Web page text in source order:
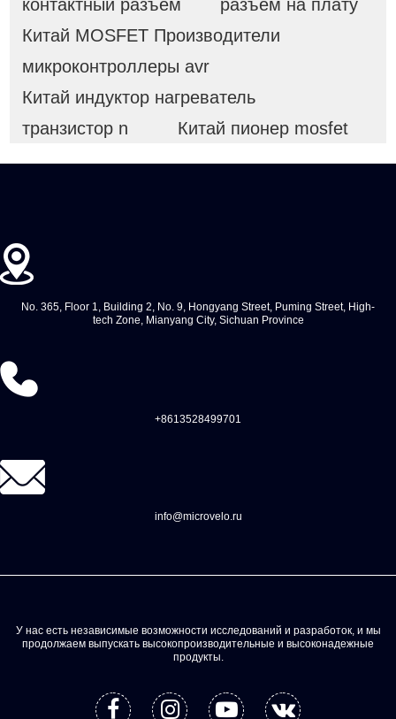
контактный разъем
разъем на плату
Китай MOSFET Производители
микроконтроллеры avr
Китай индуктор нагреватель
транзистор n
Китай пионер mosfet
No. 365, Floor 1, Building 2, No. 9, Hongyang Street, Puming Street, High-
tech Zone, Mianyang City, Sichuan Province
+8613528499701
info@microvelo.ru
У нас есть независимые возможности исследований и разработок, и мы
продолжаем выпускать высокопроизводительные и высоконадежные
продукты.